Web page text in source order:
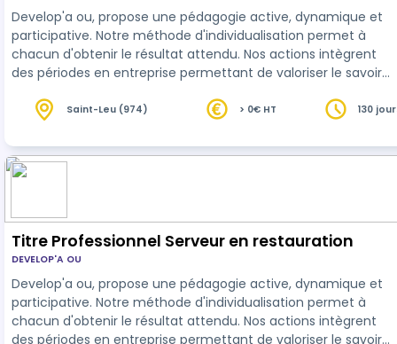
Develop'a ou, propose une pédagogie active, dynamique et
participative. Notre méthode d'individualisation permet à
chacun d'obtenir le résultat attendu. Nos actions intègrent
des périodes en entreprise permettant de valoriser le savoir
Saint-Leu (974) > 0€ HT
130
Titre Professionnel Serveur en restauration
DEVELOP'A OU
Develop'a ou, propose une pédagogie active, dynamique et
participative. Notre méthode d'individualisation permet à
chacun d'obtenir le résultat attendu. Nos actions intègrent
des périodes en entreprise permettant de valoriser le savoir